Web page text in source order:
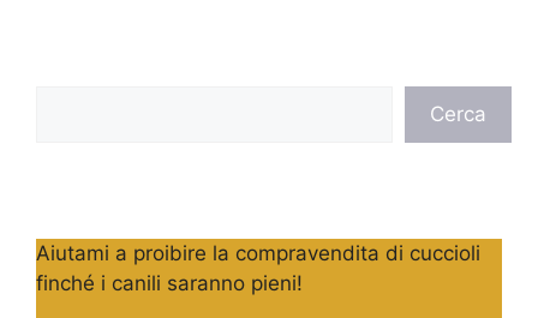
Cerca
Aiutami a proibire la compravendita di cuccioli
finché i canili saranno pieni!